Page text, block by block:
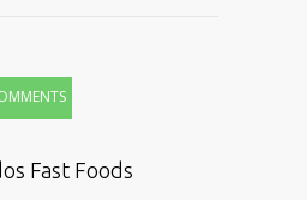
Fast Foods